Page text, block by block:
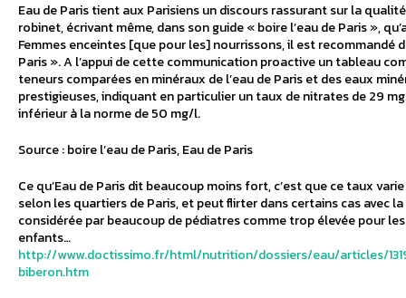
Eau de Paris tient aux Parisiens un discours rassurant sur la
robinet, écrivant même, dans son guide « boire l’eau de Paris »,
Femmes enceintes [que pour les] nourrissons, il est recommandé
Paris ». A l’appui de cette communication proactive un tableau
teneurs comparées en minéraux de l’eau de Paris et des eaux
prestigieuses, indiquant en particulier un taux de nitrates de 29
inférieur à la norme de 50 mg/l.
Source : boire l’eau de Paris, Eau de Paris
Ce qu’Eau de Paris dit beaucoup moins fort, c’est que ce taux
selon les quartiers de Paris, et peut flirter dans certains cas avec
considérée par beaucoup de pédiatres comme trop élevée pour
enfants…
http://www.doctissimo.fr/html/nutrition/dossiers/eau/articles/
biberon.htm